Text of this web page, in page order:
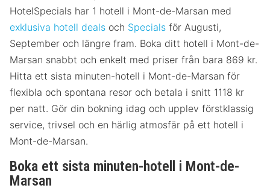
HotelSpecials har 1 hotell i Mont-de-Marsan med
exklusiva hotell deals och Specials för Augusti,
September och längre fram. Boka ditt hotell i Mont-de-
Marsan snabbt och enkelt med priser från bara 869 kr.
Hitta ett sista minuten-hotell i Mont-de-Marsan för
flexibla och spontana resor och betala i snitt 1118 kr
per natt. Gör din bokning idag och upplev förstklassig
service, trivsel och en härlig atmosfär på ett hotell i
Mont-de-Marsan.
Boka ett sista minuten-hotell i Mont-de-
Marsan